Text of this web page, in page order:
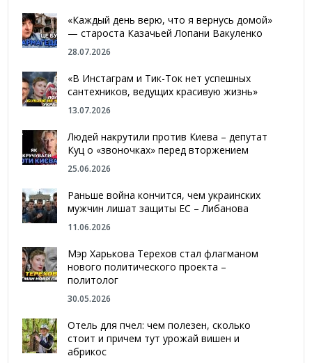
«Каждый день верю, что я вернусь домой»
— староста Казачьей Лопани Вакуленко
28.07.2026
«В Инстаграм и Тик-Ток нет успешных
сантехников, ведущих красивую жизнь»
13.07.2026
Людей накрутили против Киева – депутат
Куц о «звоночках» перед вторжением
25.06.2026
Раньше война кончится, чем украинских
мужчин лишат защиты ЕС – Либанова
11.06.2026
Мэр Харькова Терехов стал флагманом
нового политического проекта –
политолог
30.05.2026
Отель для пчел: чем полезен, сколько
стоит и причем тут урожай вишен и
абрикос